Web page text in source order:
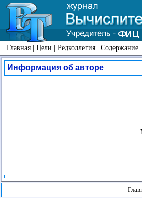
Главная | Цели | Редколлегия | Содержание |
Информация об авторе